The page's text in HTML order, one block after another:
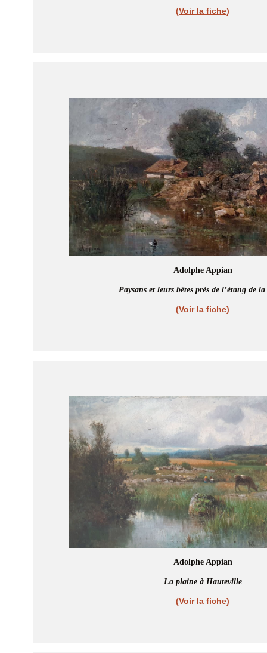
(Voir la fiche)
Adolphe Appian
Paysans et leurs bêtes près de l’étang de
(Voir la fiche)
Adolphe Appian
La plaine à Hauteville
(Voir la fiche)